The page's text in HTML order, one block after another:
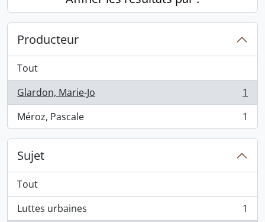
Producteur
Tout
Glardon, Marie-Jo
, 1 résultats
1
Méroz, Pascale
, 1 résultats 1
Sujet
Tout
Luttes urbaines
, 1 résultats
1